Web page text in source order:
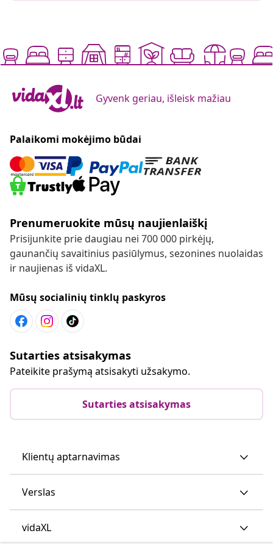
Gyvenk geriau, išleisk mažiau
Palaikomi mokėjimo būdai
Prenumeruokite mūsų naujienlaiškį
Prisijunkite prie daugiau nei 700 000 pirkėjų,
gaunančių savaitinius pasiūlymus, sezonines nuolaidas
ir naujienas iš vidaXL.
Mūsų socialinių tinklų paskyros
Sutarties atsisakymas
Pateikite prašymą atsisakyti užsakymo.
Sutarties atsisakymas
Klientų aptarnavimas
Verslas
vidaXL